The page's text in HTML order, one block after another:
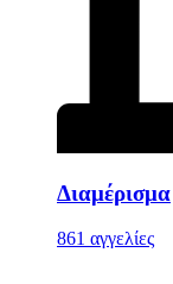
Διαμέρισμα
861 αγγελίες